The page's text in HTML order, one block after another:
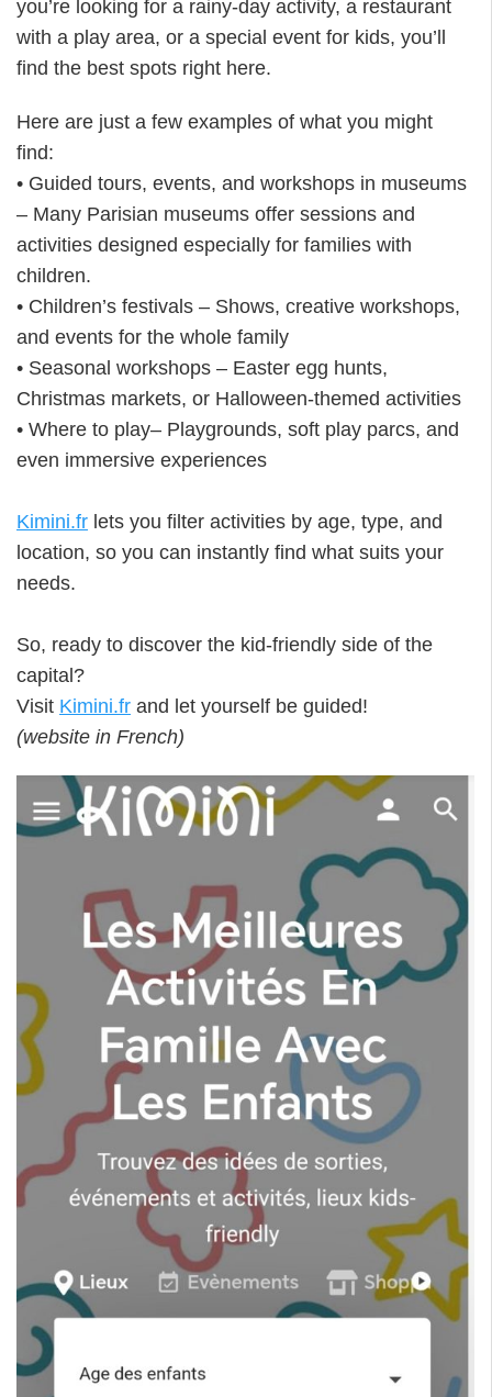
you’re looking for a rainy-day activity, a restaurant
with a play area, or a special event for kids, you’ll
find the best spots right here.
Here are just a few examples of what you might
find:
• Guided tours, events, and workshops in museums
– Many Parisian museums offer sessions and
activities designed especially for families with
children.
• Children’s festivals – Shows, creative workshops,
and events for the whole family
• Seasonal workshops – Easter egg hunts,
Christmas markets, or Halloween-themed activities
• Where to play– Playgrounds, soft play parcs, and
even immersive experiences
Kimini.fr lets you filter activities by age, type, and
location, so you can instantly find what suits your
needs.
So, ready to discover the kid-friendly side of the
capital?
Visit Kimini.fr and let yourself be guided!
(website in French)